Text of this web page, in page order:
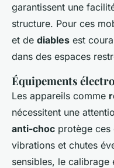
garantissent une
structure. Pour ces
et de diables est
dans des espaces
Équipements
Les appareils comme
nécessitent une
anti-choc protège ces
vibrations et chutes
sensibles, le